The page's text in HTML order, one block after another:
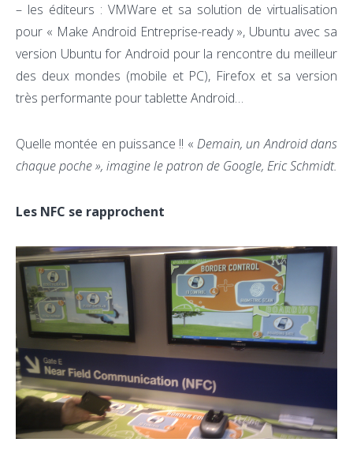
– les éditeurs : VMWare et sa solution de virtualisation
pour « Make Android Entreprise-ready », Ubuntu avec sa
version Ubuntu for Android pour la rencontre du meilleur
des deux mondes (mobile et PC), Firefox et sa version
très performante pour tablette Android…
Quelle montée en puissance !! « Demain, un Android dans
chaque poche », imagine le patron de Google, Eric Schmidt.
Les NFC se rapprochent